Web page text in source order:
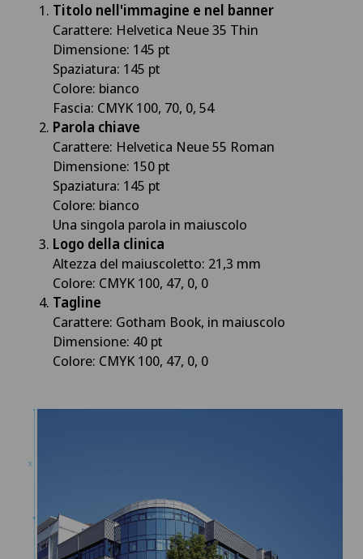
Titolo nell'immagine e nel banner
Carattere: Helvetica Neue 35 Thin
Dimensione: 145 pt
Spaziatura: 145 pt
Colore: bianco
Fascia: CMYK 100, 70, 0, 54
Parola chiave
Carattere: Helvetica Neue 55 Roman
Dimensione: 150 pt
Spaziatura: 145 pt
Colore: bianco
Una singola parola in maiuscolo
Logo della clinica
Altezza del maiuscoletto: 21,3 mm
Colore: CMYK 100, 47, 0, 0
Tagline
Carattere: Gotham Book, in maiuscolo
Dimensione: 40 pt
Colore: CMYK 100, 47, 0, 0